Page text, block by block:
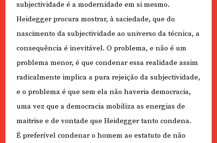
subjectividade é a modernidade em si mesmo.
Heidegger procura mostrar, à saciedade, que do
nascimento da subjectividade ao universo da técnica, a
consequência é inevitável. O problema, e não é um
problema menor, é que condenar essa realidade assim
radicalmente implica a pura rejeição da subjectividade,
e o problema é que sem ela não haveria democracia,
uma vez que a democracia mobiliza as energias de
maitrise e de vontade que Heidegger tanto condena.
É preferível condenar o homem ao estatuto de não